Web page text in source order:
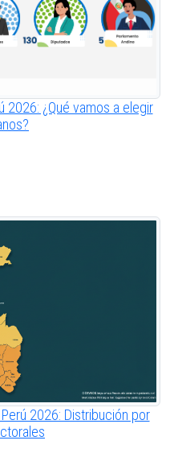
2026: ¿Qué vamos a elegir
2026: Distribución por